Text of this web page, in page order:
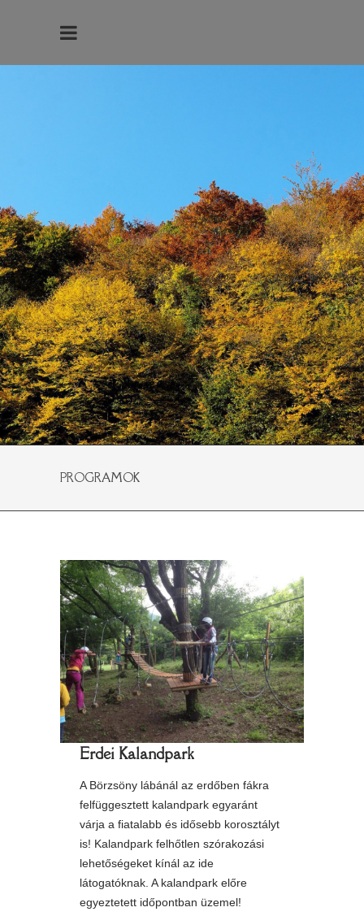
PROGRAMOK
Erdei Kalandpark
A Börzsöny lábánál az erdőben fákra
felfüggesztett kalandpark egyaránt
várja a fiatalabb és idősebb korosztályt
is! Kalandpark felhőtlen szórakozási
lehetőségeket kínál az ide
látogatóknak. A kalandpark előre
egyeztetett időpontban üzemel!